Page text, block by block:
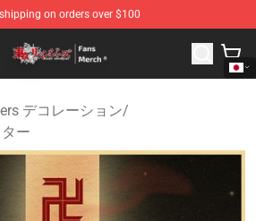
shipping on orders over $100
Store - Official Tokyo Revengers
デコレーション/
ー